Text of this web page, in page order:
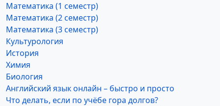
Математика (1 семестр)
Математика (2 семестр)
Математика (3 семестр)
Культурология
История
Химия
Биология
Английский язык онлайн – быстро и просто
Что делать, если по учёбе гора долгов?